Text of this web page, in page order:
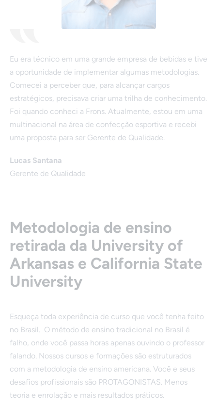
Eu era técnico em uma grande empresa de bebidas e tive
a oportunidade de implementar algumas metodologias.
Comecei a perceber que, para alcançar cargos
estratégicos, precisava criar uma trilha de conhecimento.
Foi quando conheci a Frons. Atualmente, estou em uma
multinacional na área de confecção esportiva e recebi
uma proposta para ser Gerente de Qualidade.
Lucas Santana
Gerente de Qualidade
Metodologia de ensino
retirada da University of
Arkansas e California State
University
Esqueça toda experiência de curso que você tenha feito
no Brasil. O método de ensino tradicional no Brasil é
falho, onde você passa horas apenas ouvindo o professor
falando. Nossos cursos e formações são estruturados
com a metodologia de ensino americana. Você e seus
desafios profissionais são PROTAGONISTAS. Menos
teoria e enrolação e mais resultados práticos.